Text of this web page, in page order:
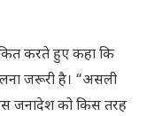
करते हुए कहा कि
जरूरी है। “असली
जनादेश को किस तरह